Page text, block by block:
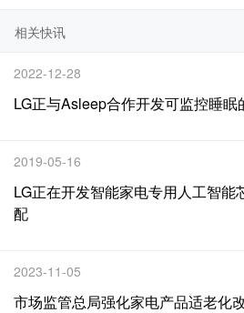
相关快讯
2022-12-28
LG正与Asleep合作开发可监控睡眠
2019-05-16
LG正在开发智能家电专用人工智能
配
2023-11-05
市场监管总局强化家电产品适老化